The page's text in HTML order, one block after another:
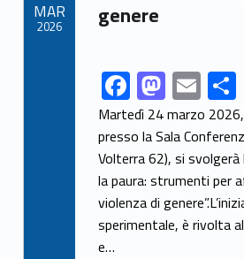
k
genere
Link identifier share facebook archive #share-link-archive-3855F
ac
e
b
o
o
M
as
to
d
o
n
E
m
ai
l
S
Martedì 24 marzo
presso la Sala
Volterra 62), si svolgerà
la paura: strumenti per
violenza di
sperimentale, è rivolta
e…
MAR
2026